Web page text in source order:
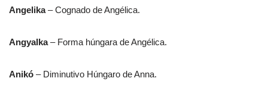
Angelika– Cognado de Angélica.
Angyalka– Forma húngara de Angélica.
Anikó – Diminutivo Húngaro de Anna.